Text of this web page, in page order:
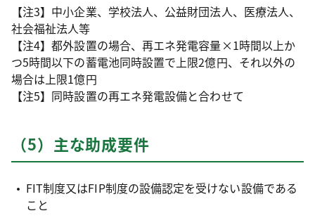
【注3】中小企業、学校法人、公益財団法人、医療法人、
社会福祉法人等
【注4】都外設置の場合、再エネ発電容量×1時間以上か
つ5時間以下の蓄電池同時設置で上限2億円、それ以外の
場合は上限1億円
【注5】同時設置の再エネ発電設備と合わせて
（5）主な助成要件
FIT制度又はFIP制度の設備認定を受けない設備である
こと